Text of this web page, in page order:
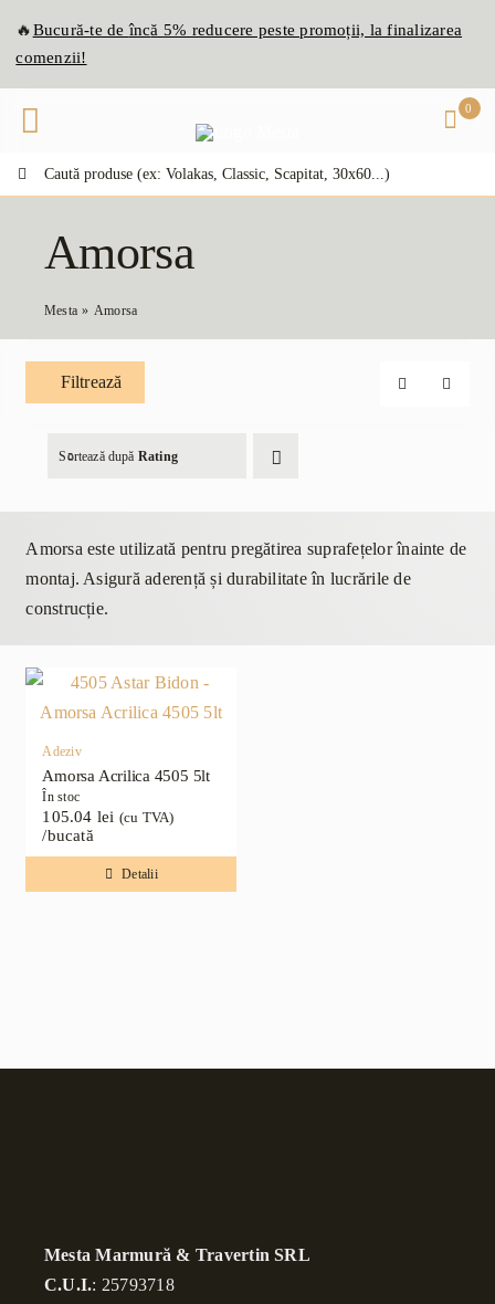
🔥Bucură-te deîncă 5% reducere peste promoții, la finalizarea
comenzii!
0
Amorsa
Mesta Amorsa
Filtrează
Sortează după Rating
Amorsa este utilizată pentru pregătirea suprafețelor înainte de
montaj. Asigură aderență și durabilitate în lucrările de
construcție.
Adeziv
Amorsa Acrilica 4505 5lt
În stoc
105.04 lei (cu TVA)
/bucată
Detalii
Mesta Marmură & Travertin SRL
C.U.I.: 25793718